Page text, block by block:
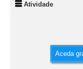
Atividade
Aceda